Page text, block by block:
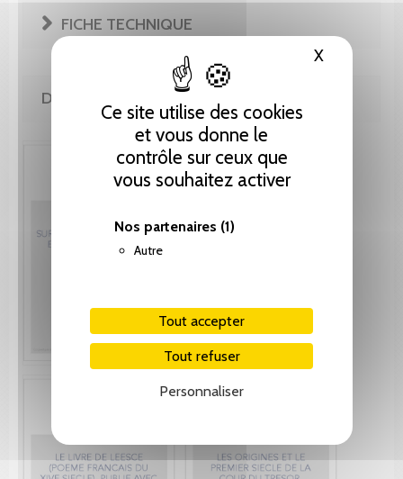
Ce site utilise des cookies
et vous donne le
contrôle sur ceux que
vous souhaitez activer
Nos partenaires (1)
Autre
Tout accepter
Tout refuser
Personnaliser
XMasquer
FICHE TECHNIQUE
DE LA MÊME COLLECTION